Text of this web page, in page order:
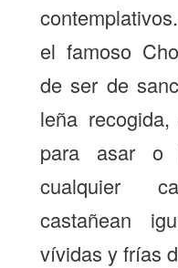
el famoso
de ser de
leña
para asar o
cualquier
castañean
vívidas y frías